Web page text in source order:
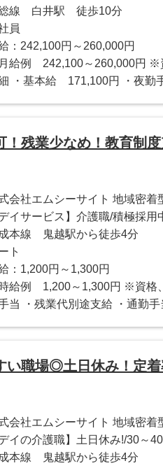
線 白井駅 徒歩10分
員
：242,100円～260,000円
給例 242,100～260,000円 ※
・基本給 171,100円 ・夜勤
！残業少なめ！教育制
会社エムシーサイト 地域密
デイサービス】介護職/積極採用
本線 鬼越駅から徒歩4分
ト
：1,200円～1,300円
給例 1,200～1,300円 ※資格
当 ・残業代別途支給 ・通勤
い職場◎土日休み！定
会社エムシーサイト 地域密
デイの介護職】土日休み!/30～
本線 鬼越駅から徒歩4分